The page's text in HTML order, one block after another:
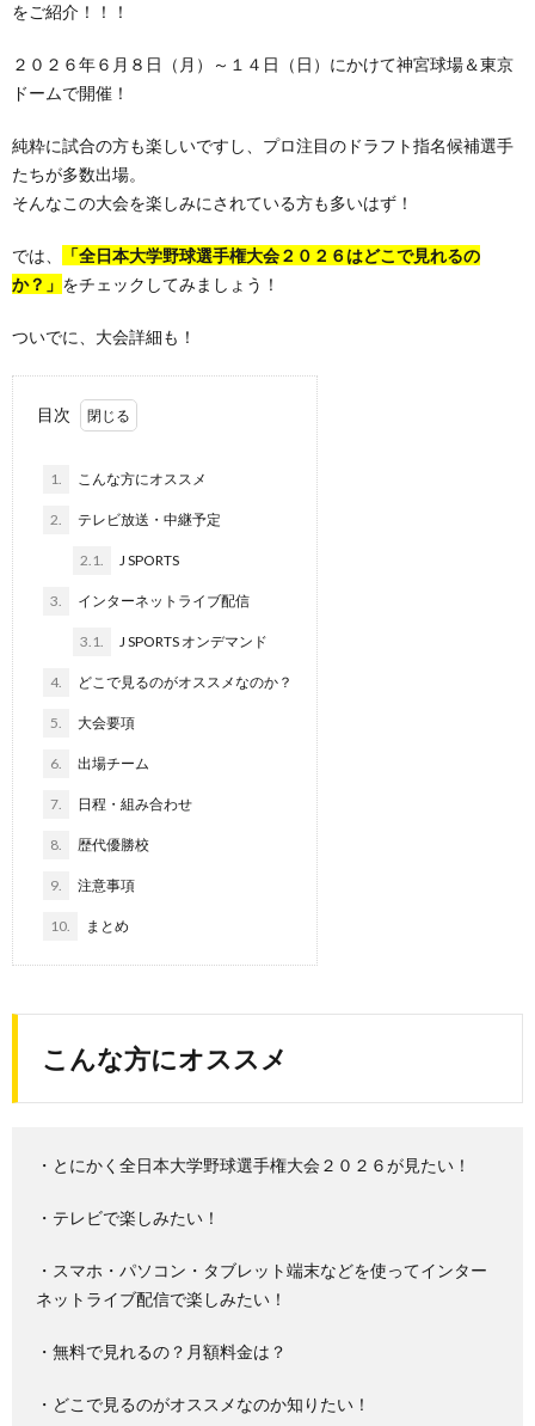
をご紹介！！！
２０２６年６月８日（月）～１４日（日）にかけて神宮球場＆東京
ドームで開催！
純粋に試合の方も楽しいですし、プロ注目のドラフト指名候補選手
たちが多数出場。
そんなこの大会を楽しみにされている方も多いはず！
では、
「全日本大学野球選手権大会２０２６はどこで見れるの
か？」 をチェックしてみましょう！
ついでに、大会詳細も！
目次
1. こんな方にオススメ
2. テレビ放送・中継予定
2.1. J SPORTS
3. インターネットライブ配信
3.1. J SPORTS オンデマンド
4. どこで見るのがオススメなのか？
5. 大会要項
6. 出場チーム
7. 日程・組み合わせ
8. 歴代優勝校
9. 注意事項
10. まとめ
こんな方にオススメ
・とにかく全日本大学野球選手権大会２０２６が見たい！
・テレビで楽しみたい！
・スマホ・パソコン・タブレット端末などを使ってインター
ネットライブ配信で楽しみたい！
・無料で見れるの？月額料金は？
・どこで見るのがオススメなのか知りたい！